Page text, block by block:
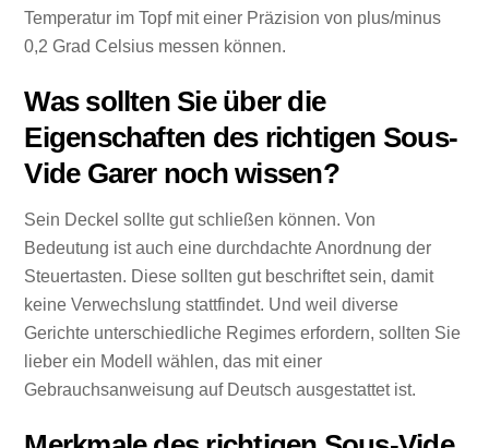
Temperatur im Topf mit einer Präzision von plus/minus
0,2 Grad Celsius messen können.
Was sollten Sie über die
Eigenschaften des richtigen Sous-
Vide Garer noch wissen?
Sein Deckel sollte gut schließen können. Von
Bedeutung ist auch eine durchdachte Anordnung der
Steuertasten. Diese sollten gut beschriftet sein, damit
keine Verwechslung stattfindet. Und weil diverse
Gerichte unterschiedliche Regimes erfordern, sollten Sie
lieber ein Modell wählen, das mit einer
Gebrauchsanweisung auf Deutsch ausgestattet ist.